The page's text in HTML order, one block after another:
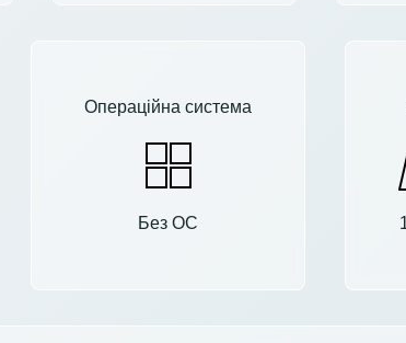
Операційна система
Без ОС